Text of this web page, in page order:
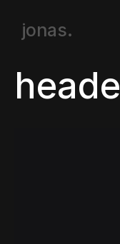
jonas.